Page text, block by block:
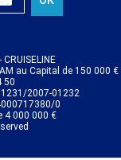
au Capital de 150 000 €
50
2007-01232
0
4 000 000 €